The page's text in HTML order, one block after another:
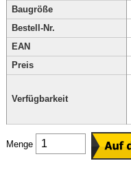
Baugröße
Bestell-Nr.
EAN
Preis
Verfügbarkeit
Menge